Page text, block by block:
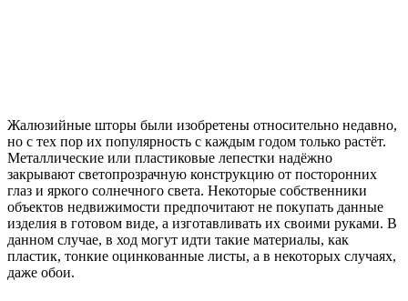
Жалюзийные шторы были изобретены относительно недавно,
но с тех пор их популярность с каждым годом только растёт.
Металлические или пластиковые лепестки надёжно
закрывают светопрозрачную конструкцию от посторонних
глаз и яркого солнечного света. Некоторые собственники
объектов недвижимости предпочитают не покупать данные
изделия в готовом виде, а изготавливать их своими руками. В
данном случае, в ход могут идти такие материалы, как
пластик, тонкие оцинкованные листы, а в некоторых случаях,
даже обои.